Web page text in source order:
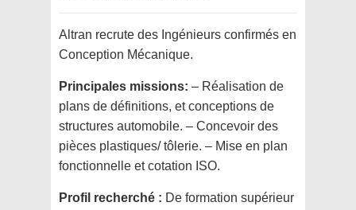
Altran recrute des Ingénieurs confirmés en
Conception Mécanique.
Principales missions: – Réalisation de
plans de définitions, et conceptions de
structures automobile. – Concevoir des
pièces plastiques/ tôlerie. – Mise en plan
fonctionnelle et cotation ISO.
Profil recherché : De formation supérieur